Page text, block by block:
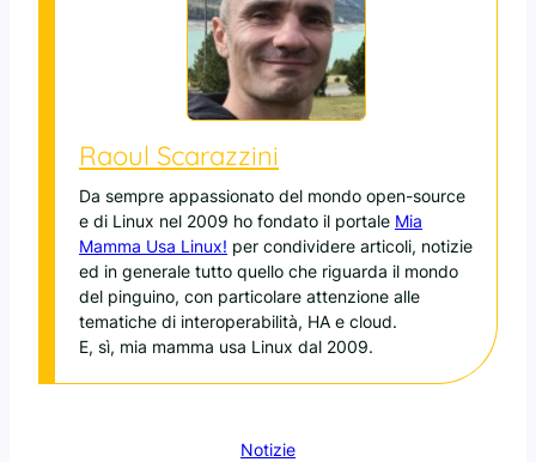
Raoul Scarazzini
Da sempre appassionato del mondo open-source
e di Linux nel 2009 ho fondato il portale Mia
Mamma Usa Linux! per condividere articoli, notizie
ed in generale tutto quello che riguarda il mondo
del pinguino, con particolare attenzione alle
tematiche di interoperabilità, HA e cloud.
E, sì, mia mamma usa Linux dal 2009.
Notizie